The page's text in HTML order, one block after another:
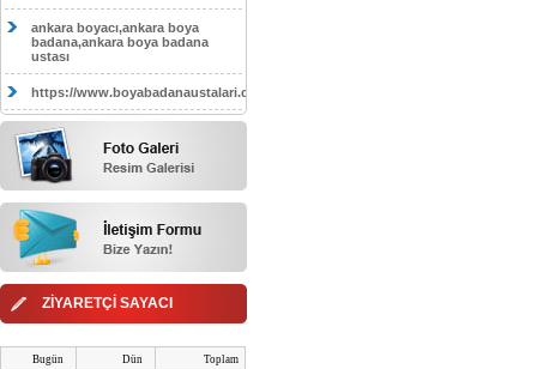
ankara boyacı,ankara boya
badana,ankara boya badana
ustası
https://www.boyabadanaustalari.com/
ZİYARETÇİ SAYACI
Bugün Dün Toplam